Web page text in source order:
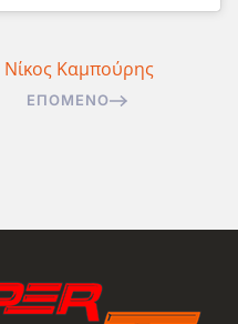
Νίκος Καμπούρης
ΕΠΌΜΕΝΟ